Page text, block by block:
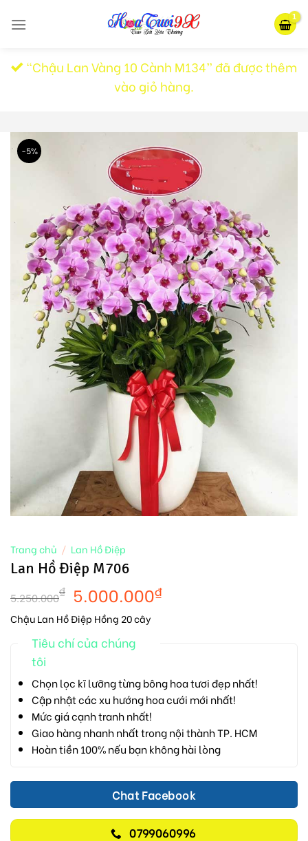
“Chậu Lan Vàng 10 Cành M134” đã được thêm
vào giỏ hàng.
-5%
Trang chủ / Lan Hồ Điệp
Lan Hồ Điệp M706
5.250.000₫ 5.000.000₫
Chậu Lan Hồ Điệp Hồng 20 cây
Tiêu chí của chúng
tôi
Chọn lọc kĩ lưỡng từng bông hoa tươi đẹp nhất!
Cập nhật các xu hướng hoa cưới mới nhất!
Mức giá cạnh tranh nhất!
Giao hàng nhanh nhất trong nội thành TP. HCM
Hoàn tiền 100% nếu bạn không hài lòng
Chat Facebook
0799060996